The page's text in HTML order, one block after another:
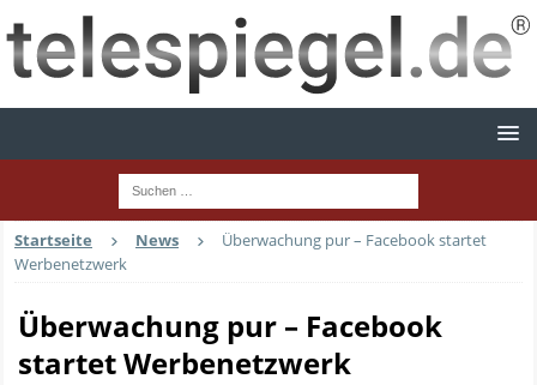
Startseite News
Überwachung pur – Facebook startet
Werbenetzwerk
Überwachung pur – Facebook
startet Werbenetzwerk